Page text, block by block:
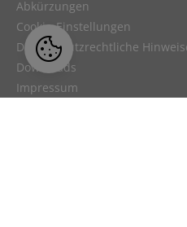
Abkürzungen
Cookie-Einstellungen
Datenschutzrechtliche
Downloads
Impressum